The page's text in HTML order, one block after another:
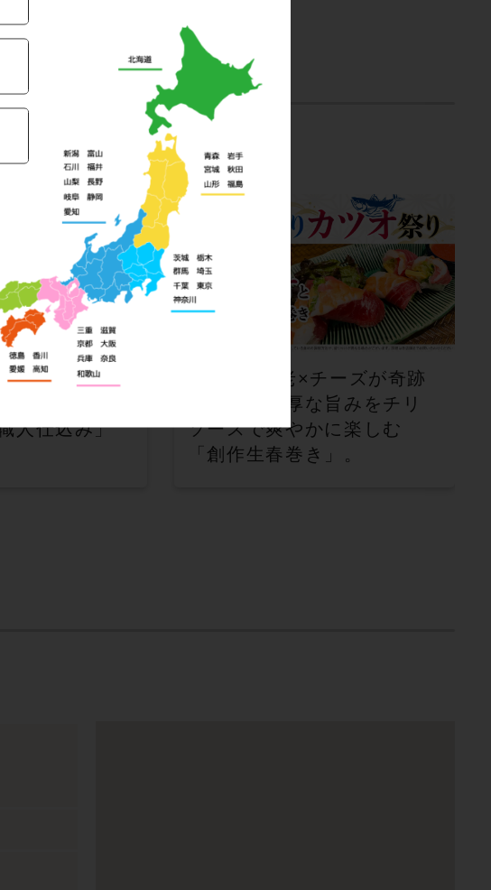
最初に出会
人仕込み」
カツオ×海老×チーズが奇跡
の融合！濃厚な旨みをチリ
ソースで爽やかに楽しむ
「創作生春巻き」。